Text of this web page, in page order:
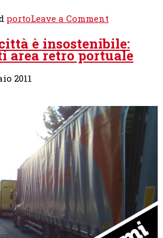
portoLeave a Commenton
Regione
e
Comune
è insostenibile:
area retro portuale
2011